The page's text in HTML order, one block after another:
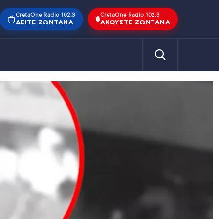
CretaOne Radio 102,3
ΔΕΊΤΕ ΖΩΝΤΑΝΆ
CretaOne Radio 102,3
ΑΚΟΎΣΤΕ ΖΩΝΤΑΝΆ